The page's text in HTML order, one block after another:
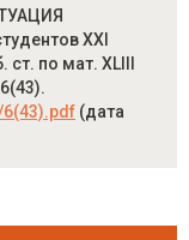
XXI
по мат. XLIII
(дата